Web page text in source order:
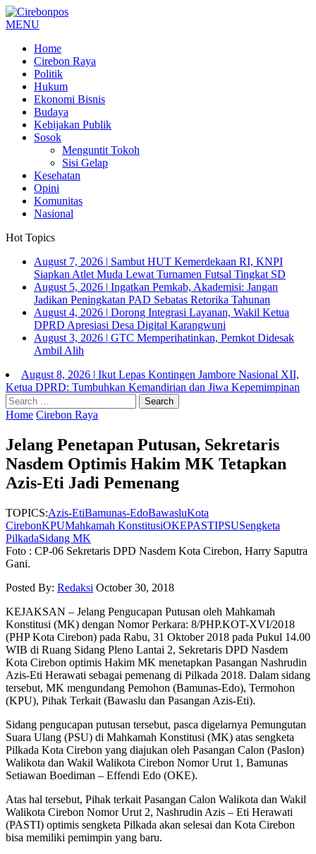
MENU
Home
Cirebon Raya
Politik
Hukum
Ekonomi Bisnis
Budaya
Kebijakan Publik
Sosok
Menguntit Tokoh
Sisi Gelap
Kesehatan
Opini
Komunitas
Nasional
Hot Topics
August 7, 2026 | Sambut HUT Kemerdekaan RI, KNPI
Siapkan Atlet Muda Lewat Turnamen Futsal Tingkat SD
August 5, 2026 | Ingatkan Pemkab, Akademisi: Jangan
Jadikan Peningkatan PAD Sebatas Retorika Tahunan
August 4, 2026 | Dorong Integrasi Layanan, Wakil Ketua
DPRD Apresiasi Desa Digital Karangwuni
August 3, 2026 | GTC Memperihatinkan, Pemkot Didesak
Ambil Alih
August 8, 2026 | Ikut Lepas Kontingen Jambore Nasional XII,
Ketua DPRD: Tumbuhkan Kemandirian dan Jiwa Kepemimpinan
Search
for:
Home Cirebon Raya
Jelang Penetapan Putusan, Sekretaris
Nasdem Optimis Hakim MK Tetapkan
Azis-Eti Jadi Pemenang
TOPICS:Azis-EtiBamunas-EdoBawasluKota
CirebonKPUMahkamah KonstitusiOKEPASTIPSUSengketa
PilkadaSidang MK
Foto : CP-06 Sekretaris DPD Nasdem Kota Cirebon, Harry Saputra
Gani.
Posted By: Redaksi October 30, 2018
KEJAKSAN – Jelang Pengucapan Putusan oleh Mahkamah
Konstitusi (MK) dengan Nomor Perkara: 8/PHP.KOT-XVI/2018
(PHP Kota Cirebon) pada Rabu, 31 Oktober 2018 pada Pukul 14.00
WIB di Ruang Sidang Pleno Lantai 2, Sekretaris DPD Nasdem
Kota Cirebon optimis Hakim MK menetapkan Pasangan Nashrudin
Azis-Eti Herawati sebagai pemenang di Pilkada 2018. Dalam sidang
tersebut, MK mengundang Pemohon (Bamunas-Edo), Termohon
(KPU), Pihak Terkait (Bawaslu dan Pasangan Azis-Eti).
Sidang pengucapan putusan tersebut, pasca digelarnya Pemungutan
Suara Ulang (PSU) di Mahkamah Konstitusi (MK) atas sengketa
Pilkada Kota Cirebon yang diajukan oleh Pasangan Calon (Paslon)
Walikota dan Wakil Walikota Cirebon Nomor Urut 1, Bamunas
Setiawan Boediman – Effendi Edo (OKE).
Atas hal tersebut, Pihak terkait Pasangan Calon Walikota dan Wakil
Walikota Cirebon Nomor Urut 2, Nashrudin Azis – Eti Herawati
(PASTI) optimis sengketa Pilkada akan selesai dan Kota Cirebon
bisa memiliki pemimpin yang baru.